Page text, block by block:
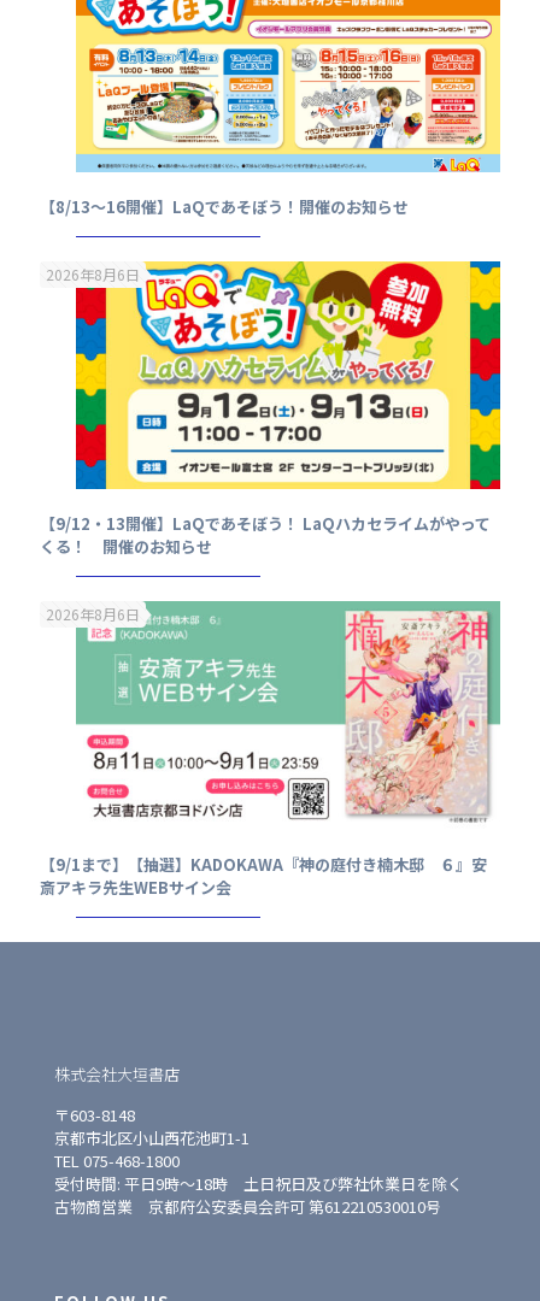
【8/13～16開催】LaQであそぼう！開催のお知らせ
2026年8月6日
【9/12・13開催】LaQであそぼう！ LaQハカセライムがやって
くる！ 開催のお知らせ
2026年8月6日
【9/1まで】【抽選】KADOKAWA『神の庭付き楠木邸 ６』安
斎アキラ先生WEBサイン会
株式会社大垣書店
〒603-8148
京都市北区小山西花池町1-1
TEL 075-468-1800
受付時間: 平日9時〜18時 土日祝日及び弊社休業日を除く
古物商営業 京都府公安委員会許可 第612210530010号